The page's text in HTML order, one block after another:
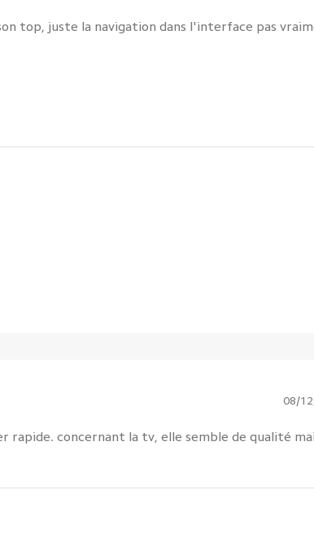
top, juste la navigation dans l'interface pas
08/
rapide. concernant la tv, elle semble de qualité